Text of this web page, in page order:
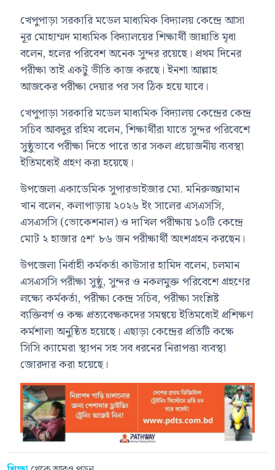
খেপুপাড়া সরকারি মডেল মাধ্যমিক বিদ্যালয় কেন্দ্রে আসা
নূর মোহাম্মদ মাধ্যমিক বিদ্যালয়ের শিক্ষার্থী জান্নাতি মৃধা
বলেন, হলের পরিবেশ অনেক সুন্দর রয়েছে। প্রথম দিনের
পরীক্ষা তাই একটু ভীতি কাজ করছে। ইনশা আল্লাহ
আজকের পরীক্ষা দেয়ার পর সব ঠিক হয়ে যাবে।
খেপুপাড়া সরকারি মডেল মাধ্যমিক বিদ্যালয় কেন্দ্রের কেন্দ্র
সচিব আবদুর রহিম বলেন, শিক্ষার্থীরা যাতে সুন্দর পরিবেশে
সুষ্ঠুভাবে পরীক্ষা দিতে পারে তার সকল প্রয়োজনীয় ব্যবস্থা
ইতিমধ্যেই গ্রহণ করা হয়েছে।
উপজেলা একাডেমিক সুপারভাইজার মো. মনিরুজ্জামান
খান বলেন, কলাপাড়ায় ২০২৬ ইং সালের এসএসসি,
এসএসসি (ভোকেশনাল) ও দাখিল পরীক্ষায় ১০টি কেন্দ্রে
মোট ২ হাজার ৫শ‘ ৮৬ জন পরীক্ষার্থী অংশগ্রহন করছেন।
উপজেলা নির্বাহী কর্মকর্তা কাউসার হামিদ বলেন, চলমান
এসএসসি পরীক্ষা সুষ্ঠু, সুন্দর ও নকলমুক্ত পরিবেশে গ্রহণের
লক্ষ্যে কর্মকর্তা, পরীক্ষা কেন্দ্র সচিব, পরীক্ষা সংশ্লিষ্ট
ব্যক্তিবর্গ ও কক্ষ প্রত্যবেক্ষকদের সমন্বয়ে ইতিমধ্যেই প্রশিক্ষণ
কর্মশালা অনুষ্ঠিত হয়েছে। এছাড়া কেন্দ্রের প্রতিটি কক্ষে
সিসি ক্যামেরা স্থাপন সহ সব ধরনের নিরাপত্তা ব্যবস্থা
জোরদার করা হয়েছে।